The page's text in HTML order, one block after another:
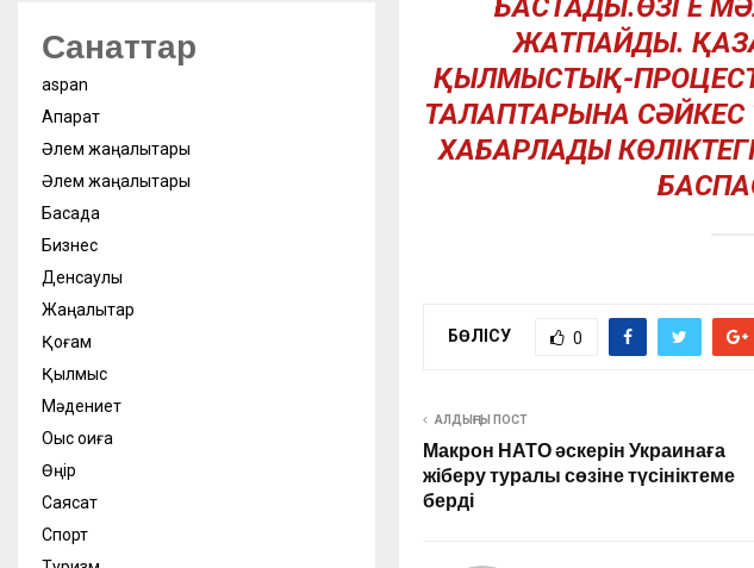
БАСТАДЫ.ӨЗГЕ
ЖАТПАЙДЫ.
ҚЫЛМЫСТЫҚ-
ТАЛАПТАРЫНА СӘЙКЕС
ХАБАРЛАДЫ
БӨЛІСУ 0
АЛДЫҢҒЫ ПОСТ
Макрон НАТО әскерін Украинаға
жіберу туралы сөзіне түсініктеме
берді
Санаттар
aspan
Ақпарат
Әлем жаңалықтары
Әлем жаңалықтары
Басқада
Бизнес
Денсаулық
Жаңалықтар
Қоғам
Қылмыс
Мәдениет
Оқыс оқиға
Өңір
Саясат
Спорт